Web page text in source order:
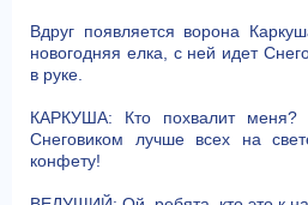
Вдруг появляется ворона
новогодняя елка, с ней идет
в руке.
КАРКУША: Кто похвалит
Снеговиком лучше всех на
конфету!